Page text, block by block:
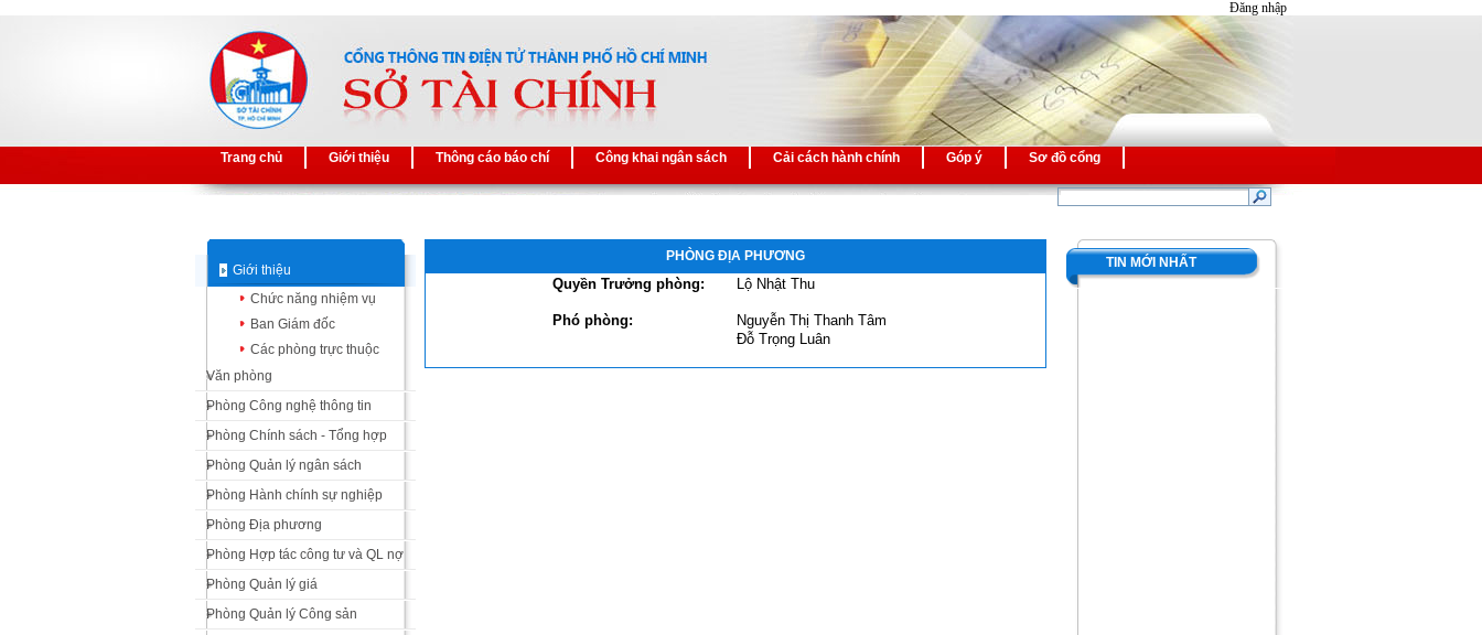
Đăng nhập
Trang chủ Giới thiệu Thông cáo báo chí Công khai ngân sách Cải cách hành chính Góp ý Sơ đồ cổng
Giới thiệu
Chức năng nhiệm vụ
Ban Giám đốc
Các phòng trực thuộc
Văn phòng
Phòng Công nghệ thông tin
Phòng Chính sách - Tổng hợp
Phòng Quản lý ngân sách
Phòng Hành chính sự nghiệp
Phòng Địa phương
Phòng Hợp tác công tư và QL nợ
Phòng Quản lý giá
Phòng Quản lý Công sản
PHÒNG ĐỊA PHƯƠNG
Quyền Trưởng phòng: Lộ Nhật Thu
Phó phòng:
Nguyễn Thị Thanh Tâm
Đỗ Trọng Luân
TIN MỚI NHẤT